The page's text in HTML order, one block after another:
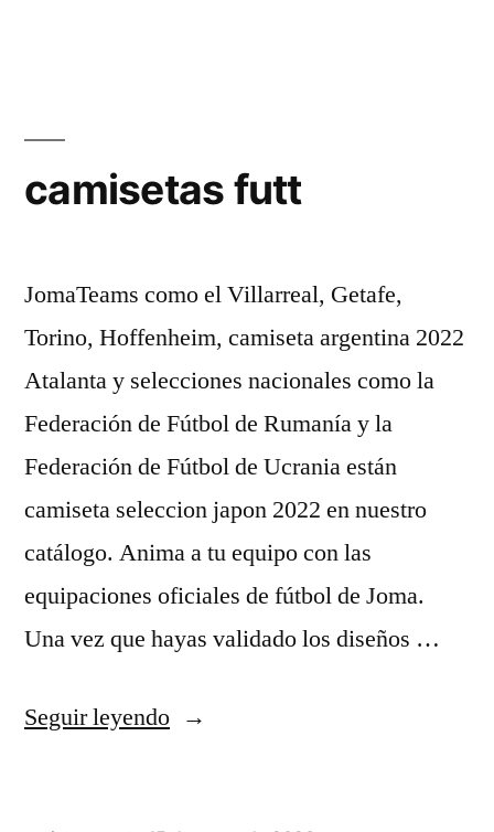
camisetas futt
JomaTeams como el Villarreal, Getafe,
Torino, Hoffenheim, camiseta argentina 2022
Atalanta y selecciones nacionales como la
Federación de Fútbol de Rumanía y la
Federación de Fútbol de Ucrania están
camiseta seleccion japon 2022 en nuestro
catálogo. Anima a tu equipo con las
equipaciones oficiales de fútbol de Joma.
Una vez que hayas validado los diseños …
Seguir leyendo«camisetas